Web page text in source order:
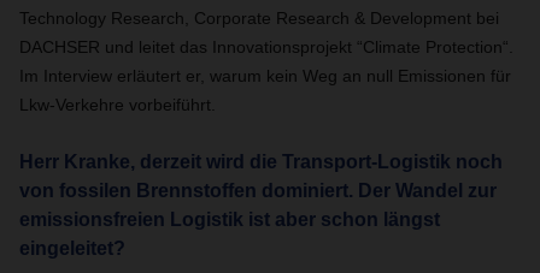
Technology Research, Corporate Research & Development bei
DACHSER und leitet das Innovationsprojekt “Climate Protection“.
Im Interview erläutert er, warum kein Weg an null Emissionen für
Lkw-Verkehre vorbeiführt.
Herr Kranke, derzeit wird die Transport-Logistik noch
von fossilen Brennstoffen dominiert. Der Wandel zur
emissionsfreien Logistik ist aber schon längst
eingeleitet?